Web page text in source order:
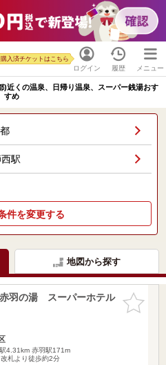
ログイン
購入済チケットはこちら
履歴 メニュー
近くの温泉、日帰り温泉、スーパー銭湯おす
すめ
駅
件を変更する
地図から探す
お気に入
りに追加
羽の湯 スーパーホテル
4.31km 赤羽駅171m
札より徒歩約2分